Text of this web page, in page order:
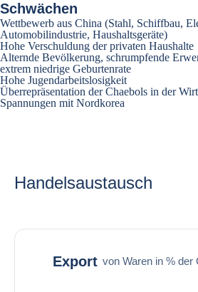
Schwächen
Wettbewerb aus China (Stahl, Schiffbau,
Automobilindustrie, Haushaltsgeräte)
Hohe Verschuldung der privaten Haushalte
Alternde Bevölkerung, schrumpfende
extrem niedrige Geburtenrate
Hohe Jugendarbeitslosigkeit
Überrepräsentation der Chaebols in der
Spannungen mit Nordkorea
Handelsaustausch
Export von Waren in % der